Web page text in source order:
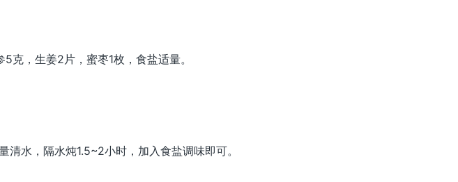
克，生姜2片，蜜枣1枚，食盐适量。
水，隔水炖1.5~2小时，加入食盐调味即可。